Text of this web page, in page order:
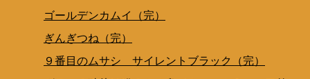
ゴールデンカムイ（完）
ぎんぎつね（完）
９番目のムサシ サイレントブラック（完）